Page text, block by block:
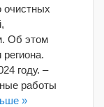
очистных
Об этом
году. –
работы
»